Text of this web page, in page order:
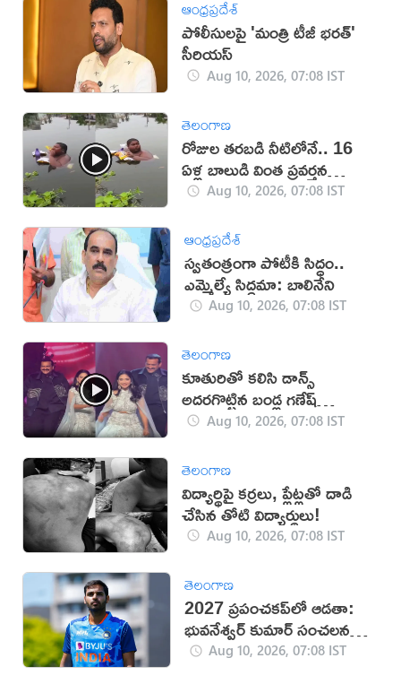
ఆంధ్రప్రదేశ్
పోలీసులపై 'మంత్రి టీజీ భరత్'
సీరియస్
Aug 10, 2026, 07:08 IST
తెలంగాణ
రోజుల తరబడి నీటిలోనే.. 16
ఏళ్ల బాలుడి వింత ప్రవర్తన
(వీడియో)
Aug 10, 2026, 07:08 IST
ఆంధ్రప్రదేశ్
స్వతంత్రంగా పోటీకి సిద్ధం..
ఎమ్మెల్యే సిద్ధమా: బాలినేని
Aug 10, 2026, 07:08 IST
తెలంగాణ
కూతురితో కలిసి డాన్స్
అదరగొట్టిన బండ్ల గణేష్
(వీడియో)
Aug 10, 2026, 07:08 IST
తెలంగాణ
విద్యార్థిపై కర్రలు, ప్లేట్లతో దాడి
చేసిన తోటి విద్యార్థులు!
Aug 10, 2026, 07:08 IST
తెలంగాణ
2027 ప్రపంచకప్‌లో ఆడతా:
భువనేశ్వర్ కుమార్ సంచలన
ప్రకటనAug 10, 2026, 07:08 IST